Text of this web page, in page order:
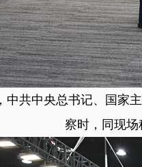
中共中央总书记、国家
察时，同现